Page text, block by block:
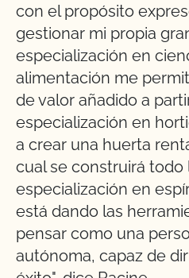
con el propósito
gestionar mi propia
especialización en
alimentación me
de valor añadido a
especialización en
a crear una huerta
cual se construirá todo
especialización en
está dando las
pensar como una
autónoma, capaz de